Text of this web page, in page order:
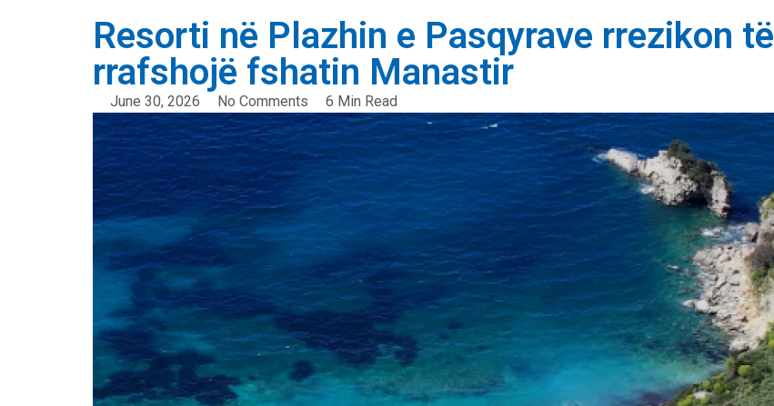
Resorti në Plazhin e Pasqyrave rrezikon të
rrafshojë fshatin Manastir
June 30, 2026 No Comments 6 Min Read